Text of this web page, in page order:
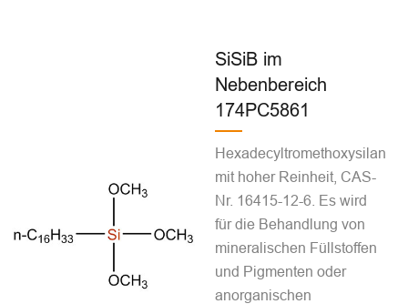
SiSiB im
Nebenbereich
174PC5861
Hexadecyltromethoxysilan
mit hoher Reinheit, CAS-
Nr. 16415-12-6. Es wird
für die Behandlung von
mineralischen Füllstoffen
und Pigmenten oder
anorganischen